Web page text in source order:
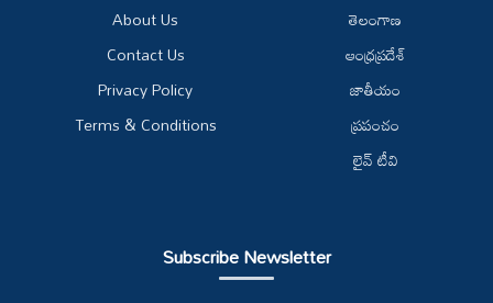
About Us
Contact Us
Privacy Policy
Terms & Conditions
తెలంగాణ
ఆంధ్రప్రదేశ్
జాతీయం
ప్రపంచం
లైవ్ టీవి
Subscribe Newsletter